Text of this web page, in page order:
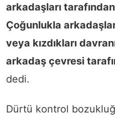
arkadaşları
Çoğunlukla
veya kızdıkları
arkadaş çevresi
dedi.
Dürtü kontrol